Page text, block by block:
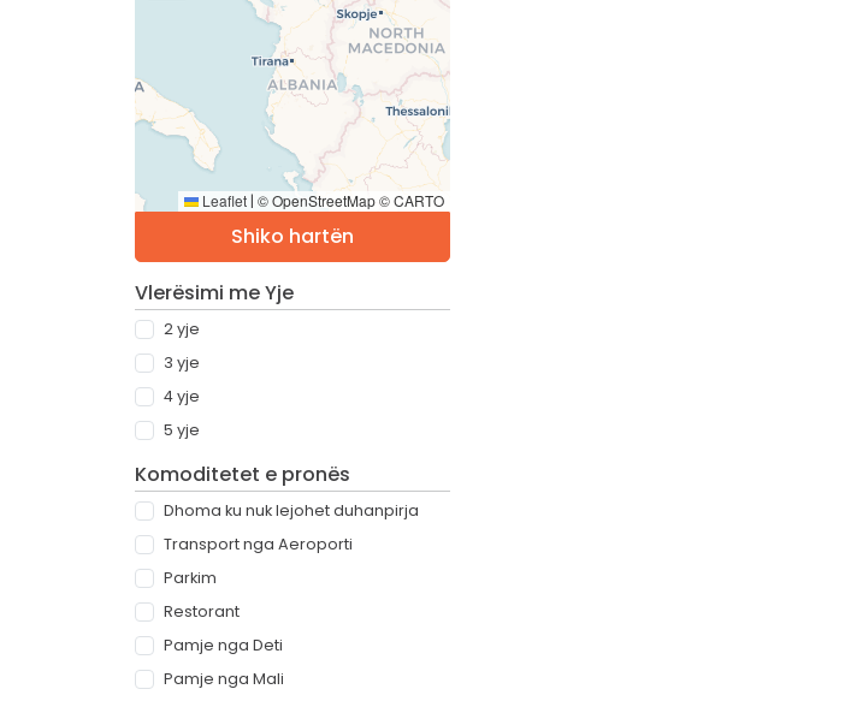
Leaflet | © OpenStreetMap © CARTO
Shiko hartën
Vlerësimi me Yje
2 yje
3 yje
4 yje
5 yje
Komoditetet e pronës
Dhoma ku nuk lejohet duhanpirja
Transport nga Aeroporti
Parkim
Restorant
Pamje nga Deti
Pamje nga Mali